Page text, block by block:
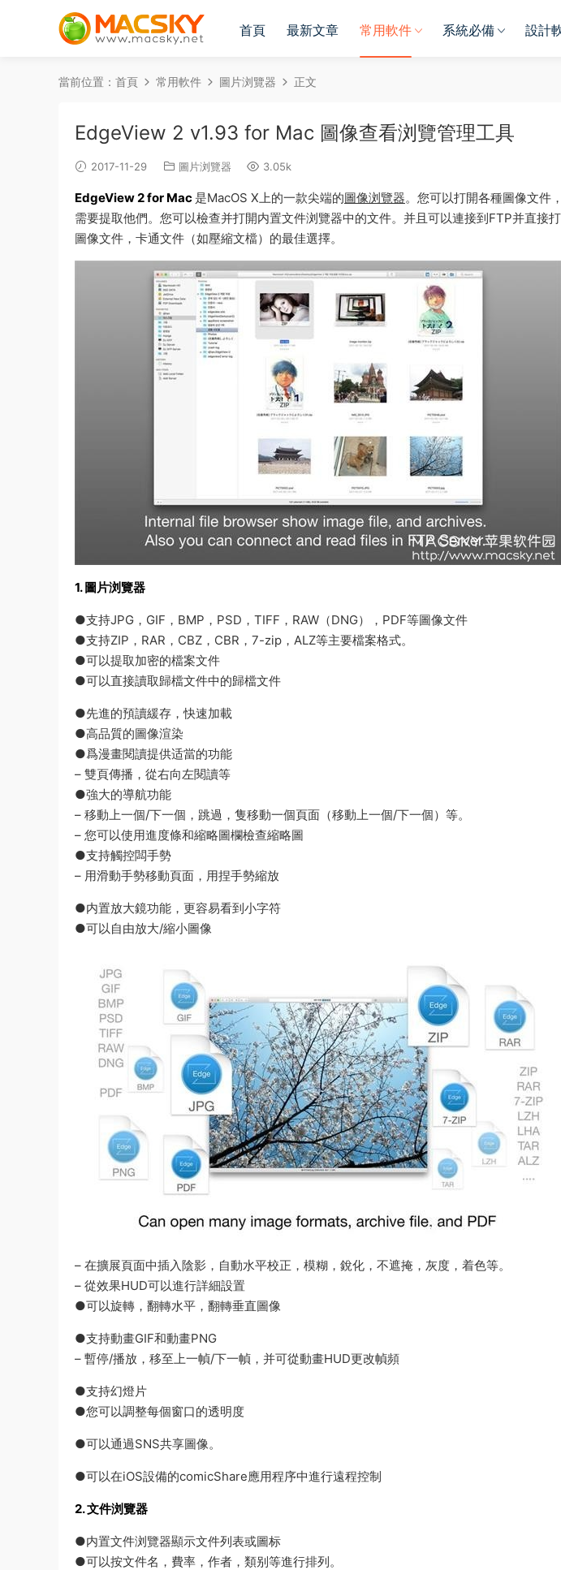
首頁 最新文章 常用軟件 系統必備 設計
當前位置： 首頁 常用軟件 圖片浏覽器 正文
EdgeView 2 v1.93 for Mac 圖像查看浏覽管理工具
2017-11-29 圖片浏覽器 3.05k
EdgeView 2 for Mac 是MacOS X上的一款尖端的圖像浏覽器。您可以打開各種圖像文件
需要提取他們。您可以檢查并打開内置文件浏覽器中的文件。并且可以連接到FTP并直接打
圖像文件，卡通文件（如壓縮文檔）的最佳選擇。
1. 圖片浏覽器
●支持JPG，GIF，BMP，PSD，TIFF，RAW（DNG），PDF等圖像文件
●支持ZIP，RAR，CBZ，CBR，7-zip，ALZ等主要檔案格式。
●可以提取加密的檔案文件
●可以直接讀取歸檔文件中的歸檔文件
●先進的預讀緩存，快速加載
●高品質的圖像渲染
●爲漫畫閱讀提供适當的功能
– 雙頁傳播，從右向左閱讀等
●強大的導航功能
– 移動上一個/下一個，跳過，隻移動一個頁面（移動上一個/下一個）等。
– 您可以使用進度條和縮略圖欄檢查縮略圖
●支持觸控闆手勢
– 用滑動手勢移動頁面，用捏手勢縮放
●内置放大鏡功能，更容易看到小字符
●可以自由放大/縮小圖像
– 在擴展頁面中插入陰影，自動水平校正，模糊，銳化，不遮掩，灰度，着色等。
– 從效果HUD可以進行詳細設置
●可以旋轉，翻轉水平，翻轉垂直圖像
●支持動畫GIF和動畫PNG
– 暫停/播放，移至上一幀/下一幀，并可從動畫HUD更改幀頻
●支持幻燈片
●您可以調整每個窗口的透明度
●可以通過SNS共享圖像。
●可以在iOS設備的comicShare應用程序中進行遠程控制
2. 文件浏覽器
●内置文件浏覽器顯示文件列表或圖标
●可以按文件名，費率，作者，類别等進行排列。